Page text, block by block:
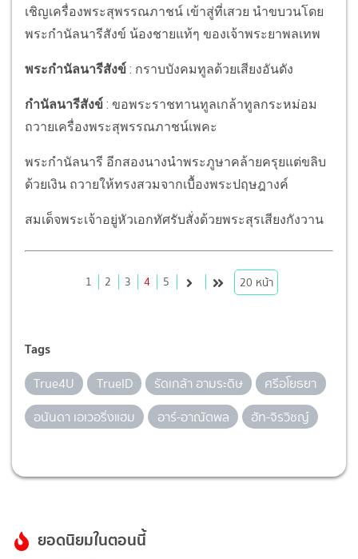
เชิญเครื่องพระสุพรรณภาชน์ เข้าสู่ที่เสวย นำขบวนโดย
พระกำนัลนารีสังข์ น้องชายแท้ๆ ของเจ้าพระยาพลเทพ
พระกำนัลนารีสังข์ : กราบบังคมทูลด้วยเสียงอันดัง
กำนัลนารีสังข์ : ขอพระราชทานทูลเกล้าทูลกระหม่อม
ถวายเครื่องพระสุพรรณภาชน์เพคะ
พระกำนัลนารี อีกสองนางนำพระภูษาคล้ายครุยแต่ขลิบ
ด้วยเงิน ถวายให้ทรงสวมจากเบื้องพระปฤษฎางค์
สมเด็จพระเจ้าอยู่หัวเอกทัศรับสั่งด้วยพระสุรเสียงกังวาน
1 2 3 4 5 20 หน้า
Tags
True4U TrueID รัดเกล้า อามระดิษ
ศรีอโยธยา
อนันดา เอเวอริ่งแฮม
อาร์-อาณัตพล ฮัท-จิรวิชญ์
ยอดนิยมในตอนนี้